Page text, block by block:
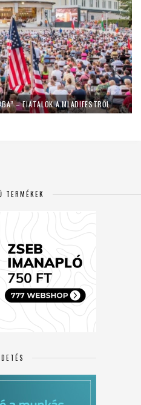
– FIATALOK A MLADIFESTRŐL
TERMÉKEK